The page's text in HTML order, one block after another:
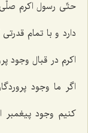
حتّی رسول اكرم صلَّی
دارد و با تمام
اكرم در قبال وجود
اگر ما وجود
كنیم وجود پیغمبر